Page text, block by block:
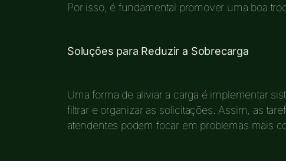
Por isso, é fundamental promover uma boa
Soluções para Reduzir a Sobrecarga
Uma forma de aliviar a carga é implementar
filtrar e organizar as solicitações. Assim, as
atendentes podem focar em problemas mais